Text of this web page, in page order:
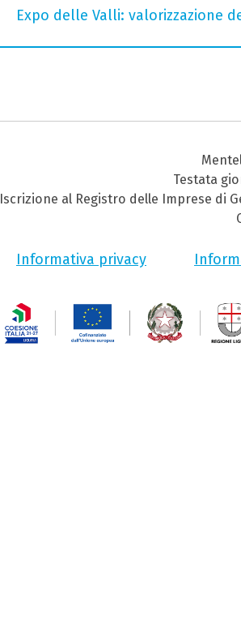
Expo delle Valli: valorizzazione
Testata
Iscrizione al Registro delle Imprese di
Informativa privacy